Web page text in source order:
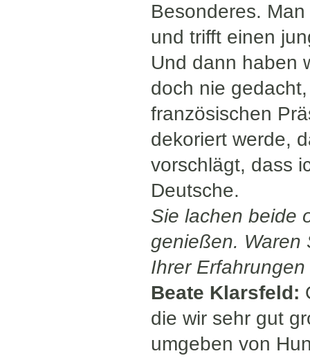
Besonderes.
und trifft einen
Und dann haben
doch nie
französischen
dekoriert werde,
vorschlägt, dass
Deutsche.
Sie lachen beide
genießen. Waren
Ihrer
Beate Klarsfeld:
die wir sehr gut
umgeben von